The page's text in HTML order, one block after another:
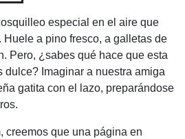
especial en el aire que
a pino fresco, a galletas de
Pero, ¿sabes qué hace que esta
dulce? Imaginar a nuestra amiga
gatita con el lazo, preparándose
creemos que una página en